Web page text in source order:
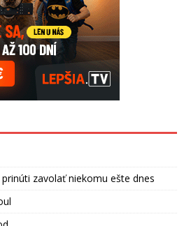
zavolať niekomu ešte dnes